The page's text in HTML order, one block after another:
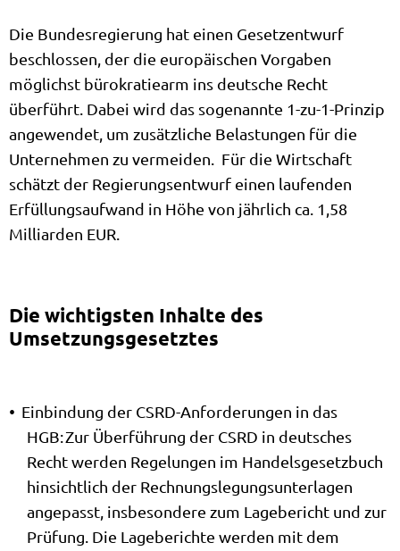
Die Bundesregierung hat einen Gesetzentwurf
beschlossen, der die europäischen Vorgaben
möglichst bürokratiearm ins deutsche Recht
überführt. Dabei wird das sogenannte 1-zu-1-Prinzip
angewendet, um zusätzliche Belastungen für die
Unternehmen zu vermeiden.
Für die Wirtschaft
schätzt der Regierungsentwurf einen laufenden
Erfüllungsaufwand in Höhe von jährlich ca. 1,58
Milliarden EUR.
Die wichtigsten Inhalte des
Umsetzungsgesetztes
Einbindung der CSRD-Anforderungen in das
HGB: Zur Überführung der CSRD in deutsches
Recht werden Regelungen im Handelsgesetzbuch
hinsichtlich der Rechnungslegungsunterlagen
angepasst, insbesondere zum Lagebericht und zur
Prüfung. Die Lageberichte werden mit dem